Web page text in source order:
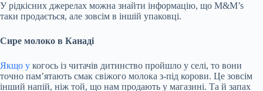
У рідкісних джерелах можна знайти інформацію, що M&M’s
таки продається, але зовсім в іншій упаковці.
Сире молоко в Канаді
Якщо у когось із читачів дитинство пройшло у селі, то вони
точно пам’ятають смак свіжого молока з-під корови. Це зовсім
інший напій, ніж той, що нам продають у магазині. Та й запах